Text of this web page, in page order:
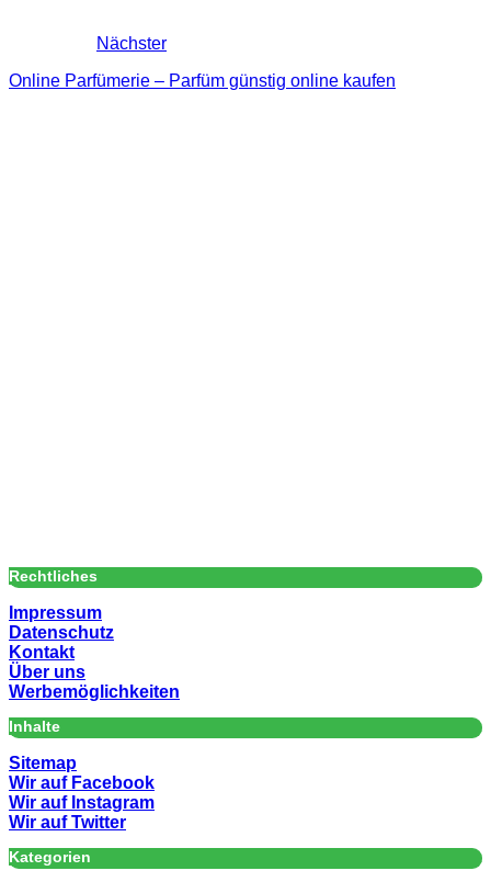
Nächster
Online Parfümerie – Parfüm günstig online kaufen
Rechtliches
Impressum
Datenschutz
Kontakt
Über uns
Werbemöglichkeiten
Inhalte
Sitemap
Wir auf Facebook
Wir auf Instagram
Wir auf Twitter
Kategorien